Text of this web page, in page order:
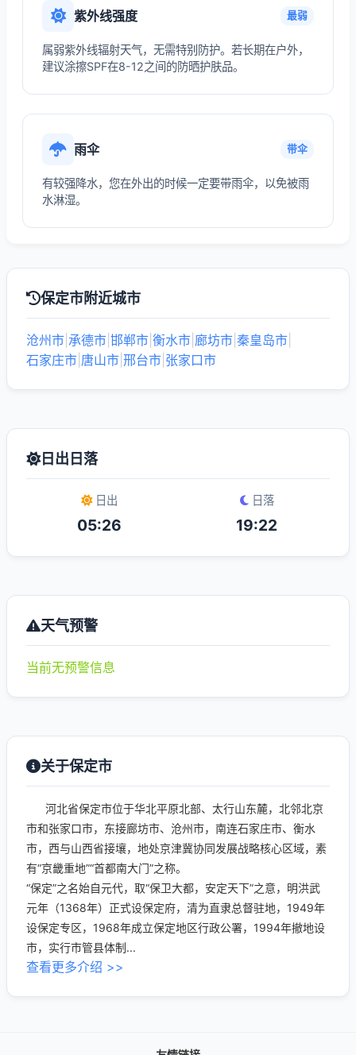
紫外线强度 最弱
属弱紫外线辐射天气，无需特别防护。若长期在户外，
建议涂擦SPF在8-12之间的防晒护肤品。
雨伞 带伞
有较强降水，您在外出的时候一定要带雨伞，以免被雨
水淋湿。
保定市附近城市
沧州市 承德市 邯郸市 衡水市 廊坊市 秦皇岛市
石家庄市 唐山市 邢台市 张家口市
日出日落
日出
05:26
日落
19:22
天气预警
当前无预警信息
关于保定市
河北省保定市位于华北平原北部、太行山东麓，北邻北京
市和张家口市，东接廊坊市、沧州市，南连石家庄市、衡水
市，西与山西省接壤，地处京津冀协同发展战略核心区域，素
有“京畿重地”“首都南大门”之称。
“保定”之名始自元代，取“保卫大都，安定天下”之意，明洪武
元年（1368年）正式设保定府，清为直隶总督驻地，1949年
设保定专区，1968年成立保定地区行政公署，1994年撤地设
市，实行市管县体制...
查看更多介绍 >>